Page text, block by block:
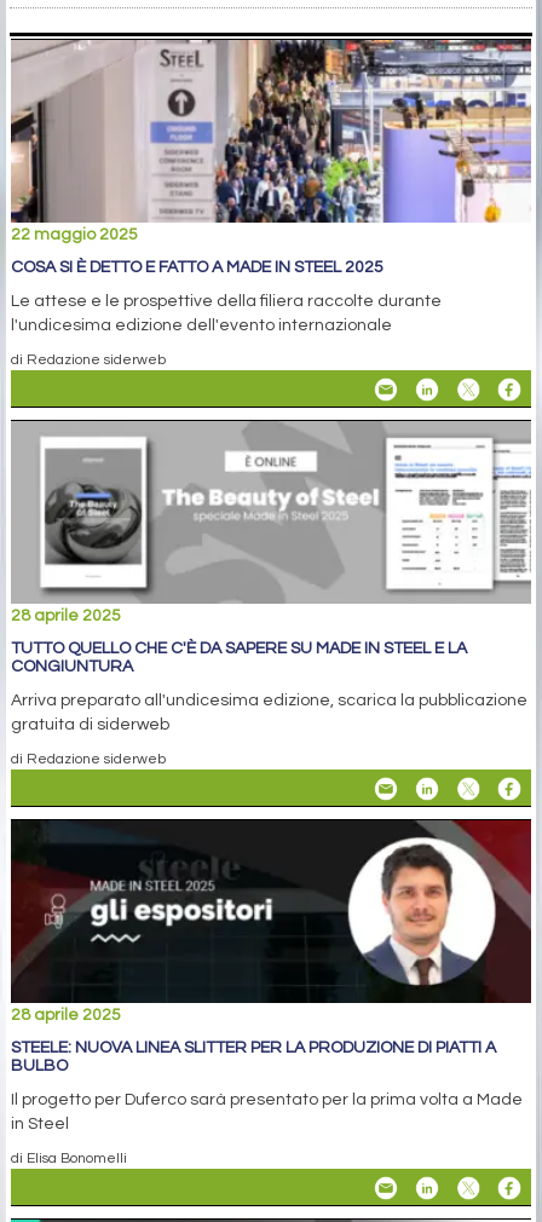
22 maggio 2025
COSA SI È DETTO E FATTO A MADE IN STEEL 2025
Le attese e le prospettive della filiera raccolte durante
l'undicesima edizione dell'evento internazionale
di Redazione siderweb
28 aprile 2025
TUTTO QUELLO CHE C'È DA SAPERE SU MADE IN STEEL E LA
CONGIUNTURA
Arriva preparato all'undicesima edizione, scarica la pubblicazione
gratuita di siderweb
di Redazione siderweb
28 aprile 2025
STEELE: NUOVA LINEA SLITTER PER LA PRODUZIONE DI PIATTI A
BULBO
Il progetto per Duferco sarà presentato per la prima volta a Made
in Steel
di Elisa Bonomelli